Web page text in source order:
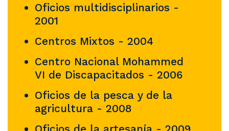
Oficios multidisciplinarios -
2001
Centros Mixtos - 2004
Centro Nacional Mohammed
VI de Discapacitados - 2006
Oficios de la pesca y de la
agricultura - 2008